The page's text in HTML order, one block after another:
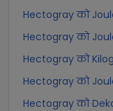
Hectogray को
Hectogray को
Hectogray को
Hectogray को
Hectogray को